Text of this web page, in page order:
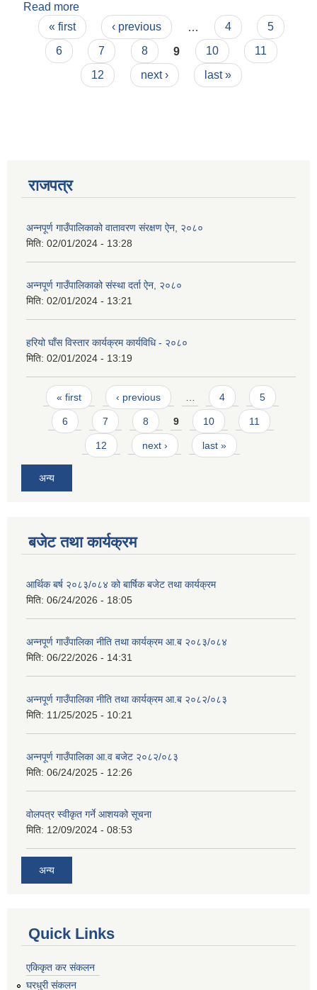
Read more
Pages
« first ‹ previous 4
5
6
7 8 9 10
11
12
next › last »
राजपत्र
अन्नपूर्ण गाउँपालिकाको वातावरण संरक्षण ऐन, २०८०
मिति: 02/01/2024 - 13:28
अन्नपूर्ण गाउँपालिकाको संस्था दर्ता ऐन, २०८०
मिति: 02/01/2024 - 13:21
हरियो घाँस विस्तार कार्यक्रम कार्यविधि - २०८०
मिति: 02/01/2024 - 13:19
Pages
« first ‹ previous 4 5
6 7 8 9 10 11
12 next › last »
अन्य
बजेट तथा कार्यक्रम
आर्थिक बर्ष २०८३/०८४ को बार्षिक बजेट तथा कार्यक्रम
मिति: 06/24/2026 - 18:05
अन्नपूर्ण गाउँपालिका नीति तथा कार्यक्रम आ.ब २०८३/०८४
मिति: 06/22/2026 - 14:31
अन्नपूर्ण गाउँपालिका नीति तथा कार्यक्रम आ.ब २०८२/०८३
मिति: 11/25/2025 - 10:21
अन्नपूर्ण गाउँपालिका आ.व बजेट २०८२/०८३
मिति: 06/24/2025 - 12:26
वोलपत्र स्वीकृत गर्ने आशयको सूचना
मिति: 12/09/2024 - 08:53
अन्य
Quick Links
एकिकृत कर संकलन
घरधुरी संकलन